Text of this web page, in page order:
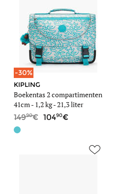
-30%
KIPLING
Boekentas 2 compartimenten
41cm - 1,2 kg- 21,3 liter
14990 10490